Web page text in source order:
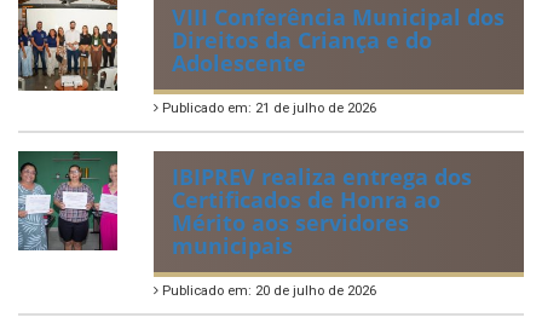
VIII Conferência Municipal dos
Direitos da Criança e do
Adolescente
Publicado em: 21 de julho de 2026
IBIPREV realiza entrega dos
Certificados de Honra ao
Mérito aos servidores
municipais
Publicado em: 20 de julho de 2026